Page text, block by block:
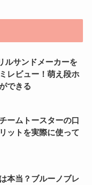
ルサンドメーカーを
レビュー！萌え段ホ
できる
ームトースターの口
ットを実際に使って
本当？ブルーノブレ